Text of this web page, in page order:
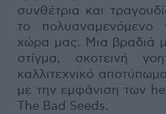
συνθέτρια και
το πολυαναμενόμενο
χώρα μας. Μια βραδιά
στίγμα, σκοτεινή
καλλιτεχνικό
με την εμφάνιση των
The Bad Seeds.